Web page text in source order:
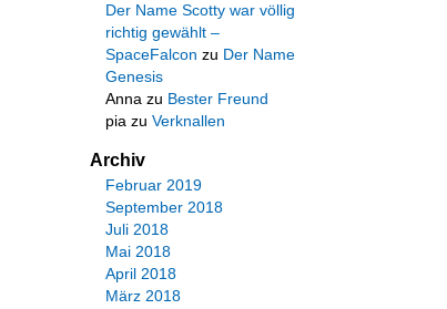
Der Name Scotty war völlig
richtig gewählt –
SpaceFalcon zu Der Name
Genesis
Annazu Bester Freund
piazu Verknallen
Archiv
Februar 2019
September 2018
Juli 2018
Mai 2018
April 2018
März 2018